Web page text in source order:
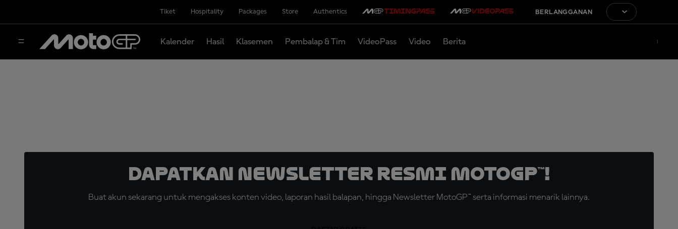
Tiket Hospitality Packages Store Authentics BERLANGGANAN
Kalender Hasil Klasemen Pembalap & Tim VideoPass Video Berita
Dapatkan Newsletter Resmi MotoGP™!
Buat akun sekarang untuk mengakses konten video, laporan hasil balapan, hingga Newsletter MotoGP™ serta informasi menarik lainnya.